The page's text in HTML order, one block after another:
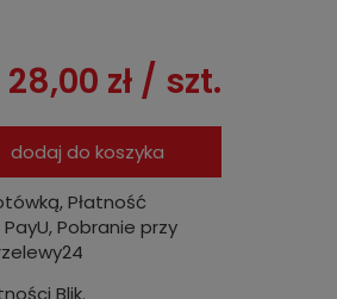
28,00 zł / szt.
dodaj do koszyka
Płatność
Pobranie przy
Blik.